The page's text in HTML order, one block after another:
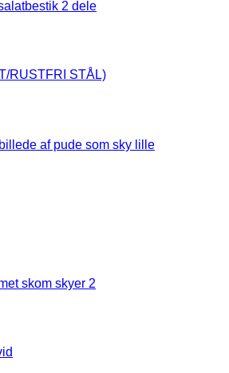
RUSTFRI STÅL)